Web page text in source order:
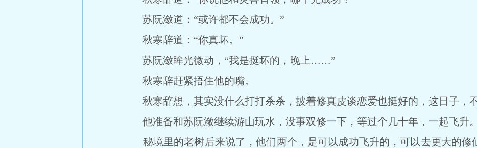
苏阮潋道：“或许都不会成功。”
秋寒辞道：“你真坏。”
苏阮潋眸光微动，“我是挺坏的，晚上……”
秋寒辞赶紧捂住他的嘴。
秋寒辞想，其实没什么打打杀杀，披着修真皮谈恋爱也挺好的，这日子，不
他准备和苏阮潋继续游山玩水，没事双修一下，等过个几十年，一起飞升。
秘境里的老树后来说了，他们两个，是可以成功飞升的，可以去更大的修